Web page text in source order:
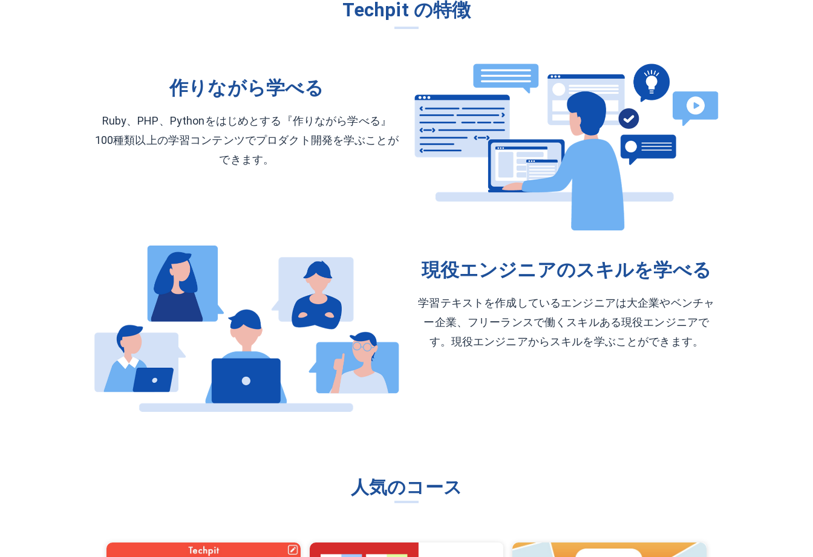
Techpit の特徴
作りながら学べる
Ruby、PHP、Pythonをはじめとする『作りながら学べる』
100種類以上の学習コンテンツでプロダクト開発を学ぶことが
できます。
現役エンジニアのスキルを学べる
学習テキストを作成しているエンジニアは大企業やベンチャ
ー企業、フリーランスで働くスキルある現役エンジニアで
す。現役エンジニアからスキルを学ぶことができます。
人気のコース